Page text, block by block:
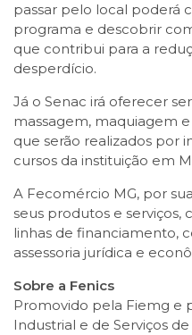
passar pelo local poderá
programa e descobrir
que contribui para a
desperdício.
Já o Senac irá oferecer
massagem, maquiagem
que serão realizados por
cursos da instituição em
A Fecomércio MG, por
seus produtos e serviços,
linhas de financiamento,
assessoria jurídica e
Sobre a Fenics
Promovido pela Fiemg e
Industrial e de Serviços